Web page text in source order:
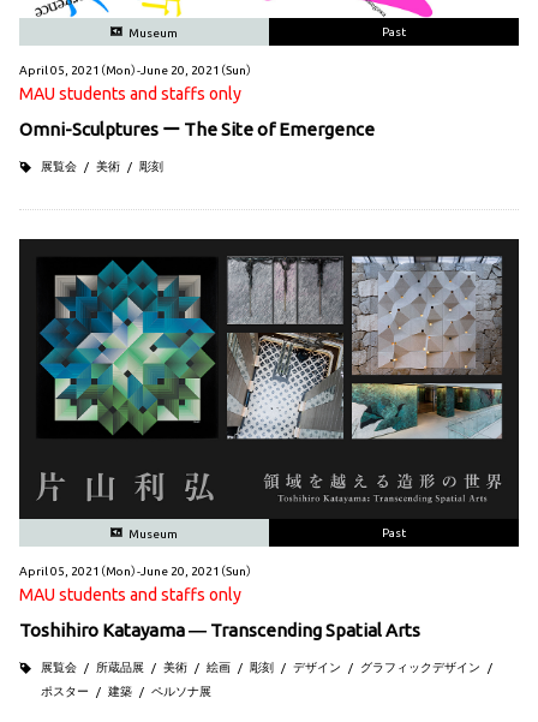
Museum Past
April 05, 2021（Mon）-June 20, 2021（Sun）
MAU students and staffs only
Omni-Sculptures ー The Site of Emergence
展覧会 美術 彫刻
Museum Past
April 05, 2021（Mon）-June 20, 2021（Sun）
MAU students and staffs only
Toshihiro Katayama ― Transcending Spatial Arts
展覧会 所蔵品展 美術 絵画 彫刻 デザイン
グラフィックデザイン
ポスター
建築 ペルソナ展